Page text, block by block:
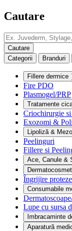
Cautare
Categorii Branduri
Fillere dermice
Fire PDO
Plasmogel/PRP
Tratamente
Criochirurgie
Exozomi &
Lipoliză &
Peelinguri
Fillere si
Ace, Canule &
Îngrijire
Consumabile
Lupe cu sursa
Imbracaminte
Aparatură